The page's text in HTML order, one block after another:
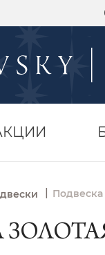
Подвеска